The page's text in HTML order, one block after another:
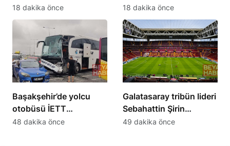
tarihe ışık tutuyor
18 dakika önce
UltraAslan lideri
hakkında soruşturma
18 dakika önce
Başakşehir’de yolcu
otobüsü İETT
otobüsüne çarptı: 5
48 dakika önce
Galatasaray tribün lideri
Sebahattin Şirin
hakkında gözaltı kararı
49 dakika önce